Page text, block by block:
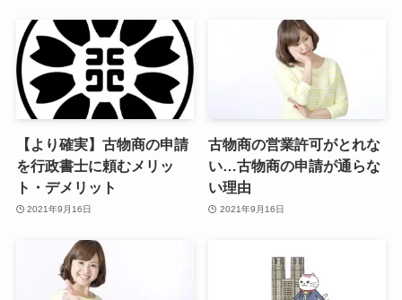
【より確実】古物商の申請
を行政書士に頼むメリッ
ト・デメリット
2021年9月16日
古物商の営業許可がとれな
い…古物商の申請が通らな
い理由
2021年9月16日